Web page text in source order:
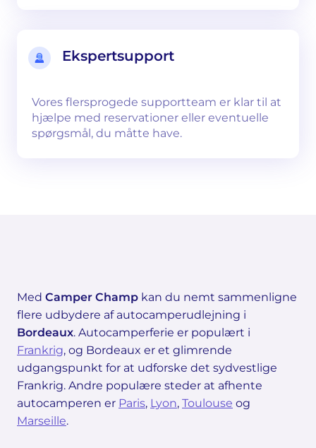
Ekspertsupport
Vores flersprogede supportteam er klar til at
hjælpe med reservationer eller eventuelle
spørgsmål, du måtte have.
Med Camper Champ kan du nemt sammenligne
flere udbydere af autocamperudlejning i
Bordeaux. Autocamperferie er populært i
Frankrig, og Bordeaux er et glimrende
udgangspunkt for at udforske det sydvestlige
Frankrig. Andre populære steder at afhente
autocamperen er Paris, Lyon, Toulouse og
Marseille.